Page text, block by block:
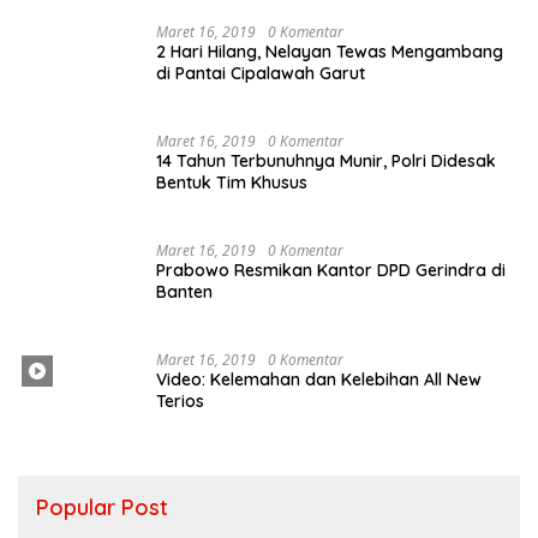
Maret 16, 2019 0 Komentar
2 Hari Hilang, Nelayan Tewas Mengambang
di Pantai Cipalawah Garut
Maret 16, 2019 0 Komentar
14 Tahun Terbunuhnya Munir, Polri Didesak
Bentuk Tim Khusus
Maret 16, 2019 0 Komentar
Prabowo Resmikan Kantor DPD Gerindra di
Banten
Maret 16, 2019 0 Komentar
Video: Kelemahan dan Kelebihan All New
Terios
Popular Post